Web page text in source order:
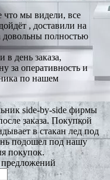
мы видели, все
, доставили на
полностью
в день заказа,
за оперативность и
по нашем
side-by-side фирмы
заказа. Покупкой
в стакан лед под
подошел под нашу
покупок.